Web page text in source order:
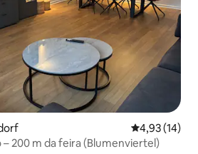
4,93 de uma
4,93 (14)
200 m da feira (Blumenviertel)